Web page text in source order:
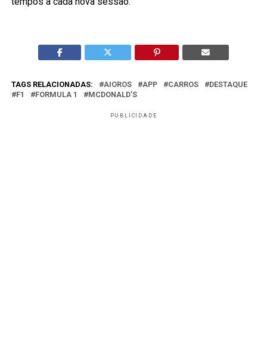
TAGS RELACIONADAS: AIOROS APP CARROS
DESTAQUE
F1
FORMULA 1 MCDONALD’S
PUBLICIDADE